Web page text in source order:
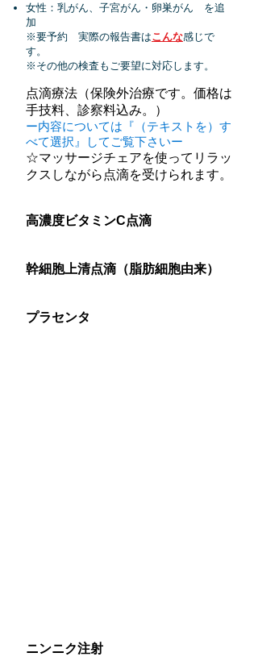
女性：乳がん、子宮がん・卵巣がん を追
加
※要予約 実際の報告書はこんな感じで
す。
※その他の検査もご要望に対応します。
点滴療法（保険外治療です。価格は
手技料、診察料込み。）
ー内容については『（テキストを）す
べて選択』してご覧下さいー
☆マッサージチェアを使ってリラッ
クスしながら点滴を受けられます。
高濃度ビタミンC点滴
幹細胞上清点滴（脂肪細胞由来）
プラセンタ
ニンニク注射